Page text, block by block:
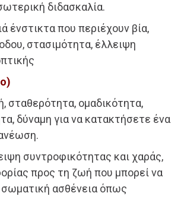
διδασκαλία.
ένστικτα που περιέχουν βία,
στασιμότητα, έλλειψη
σταθερότητα, ομαδικότητα,
δύναμη για να κατακτήσετε ένα
συντροφικότητας και χαράς,
προς τη ζωή που μπορεί να
σωματική ασθένεια όπως